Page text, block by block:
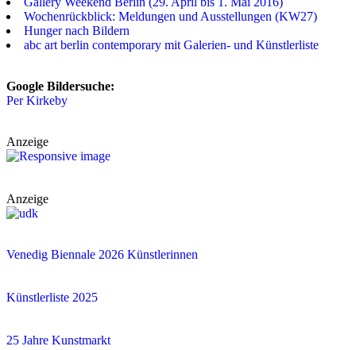
Wochenrückblick: Meldungen und Ausstellungen (KW27)
Hunger nach Bildern
abc art berlin contemporary mit Galerien- und Künstlerliste
Google Bildersuche:
Per Kirkeby
Anzeige
Anzeige
Venedig Biennale 2026 Künstlerinnen
Künstlerliste 2025
25 Jahre Kunstmarkt